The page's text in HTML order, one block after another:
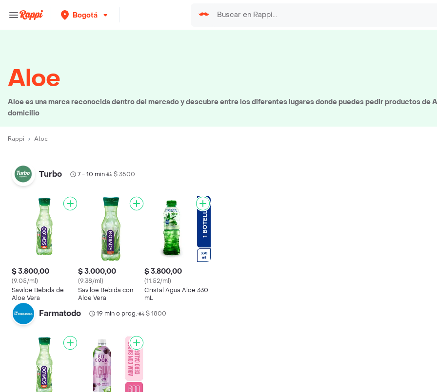
Bogotá
Aloe
Aloe es una marca reconocida dentro del mercado y descubre entre los diferentes lugares donde puedes pedir productos de
domicilio
Rappi Aloe
Turbo 7 - 10 min• $ 3500
$ 3.800,00
(9.05/ml)
Saviloe Bebida de
Aloe Vera
$ 3.000,00
(9.38/ml)
Saviloe Bebida con
Aloe Vera
$ 3.800,00
(11.52/ml)
Cristal Agua Aloe 330
mL
Farmatodo 19 min o prog.• $ 1800